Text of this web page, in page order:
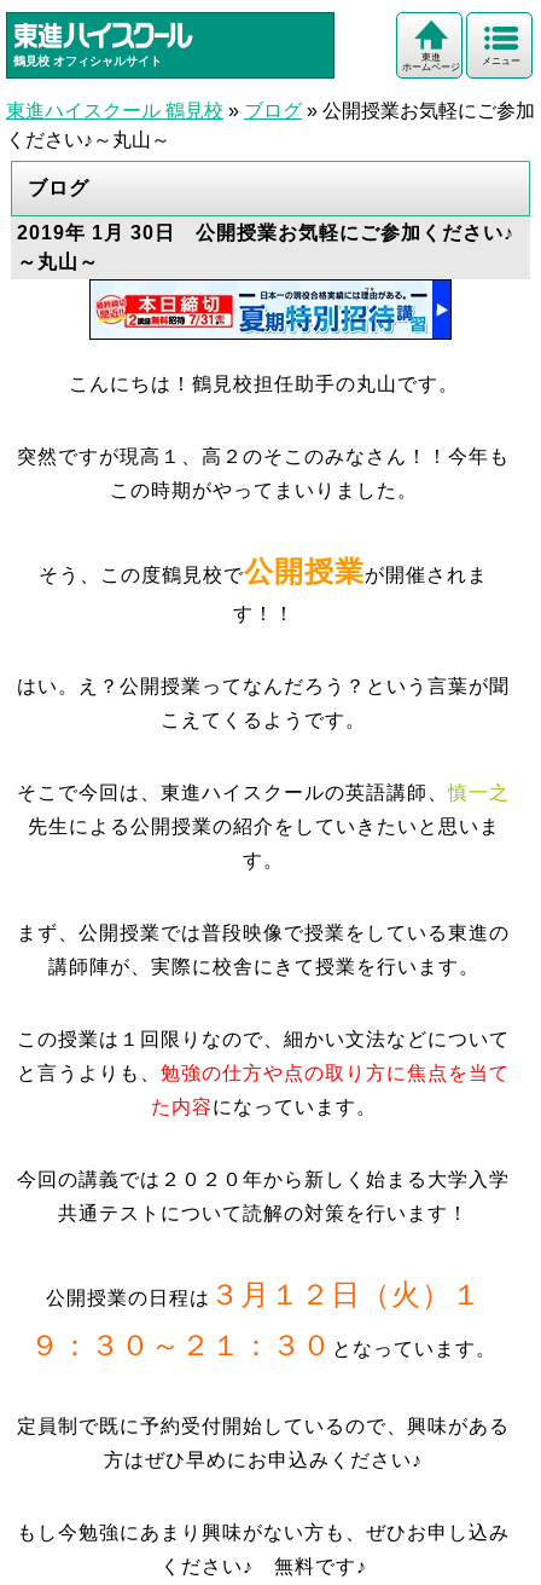
鶴見校 オフィシャルサイト メニュー
東進
ホームページ
東進ハイスクール 鶴見校 » ブログ » 公開授業お気軽にご参加
ください♪～丸山～
ブログ
2019年 1月 30日 公開授業お気軽にご参加ください♪
～丸山～
こんにちは！鶴見校担任助手の丸山です。
突然ですが現高１、高２のそこのみなさん！！今年も
この時期がやってまいりました。
そう、この度鶴見校で公開授業が開催されま
す！！
はい。え？公開授業ってなんだろう？という言葉が聞
こえてくるようです。
そこで今回は、東進ハイスクールの英語講師、慎一之
先生による公開授業の紹介をしていきたいと思いま
す。
まず、公開授業では普段映像で授業をしている東進の
講師陣が、実際に校舎にきて授業を行います。
この授業は１回限りなので、細かい文法などについて
と言うよりも、勉強の仕方や点の取り方に焦点を当て
た内容になっています。
今回の講義では２０２０年から新しく始まる大学入学
共通テストについて読解の対策を行います！
公開授業の日程は ３月１２日（火）１
９：３０～２１：３０ となっています。
定員制で既に予約受付開始しているので、興味がある
方はぜひ早めにお申込みください♪
もし今勉強にあまり興味がない方も、ぜひお申し込み
ください♪ 無料です♪